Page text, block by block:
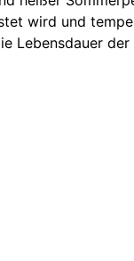
wird und
Lebensdauer